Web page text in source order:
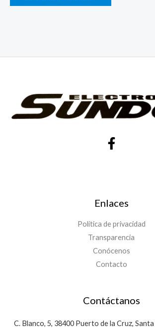
Enlaces
Política de privacidad
Transparencia
Conócenos
Contacto
Contáctanos
C. Blanco, 5, 38400 Puerto de la Cruz,